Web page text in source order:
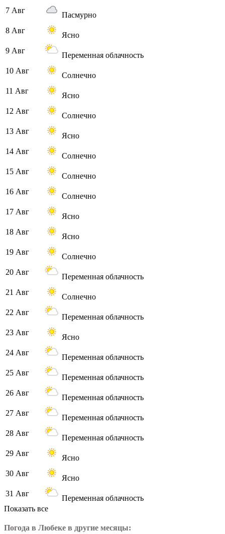
7 Авг
Пасмурно
8 Авг
Ясно
9 Авг
Переменная облачность
10 Авг
Солнечно
11 Авг
Ясно
12 Авг
Солнечно
13 Авг
Ясно
14 Авг
Солнечно
15 Авг
Солнечно
16 Авг
Солнечно
17 Авг
Ясно
18 Авг
Ясно
19 Авг
Солнечно
20 Авг
Переменная облачность
21 Авг
Солнечно
22 Авг
Переменная облачность
23 Авг
Ясно
24 Авг
Переменная облачность
25 Авг
Переменная облачность
26 Авг
Переменная облачность
27 Авг
Переменная облачность
28 Авг
Переменная облачность
29 Авг
Ясно
30 Авг
Ясно
31 Авг
Переменная облачность
Показать все
Погода в Любеке в другие месяцы: